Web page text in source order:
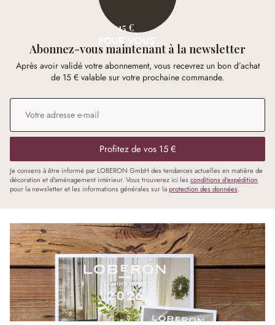
15 €
POUR VOUS
Abonnez-vous maintenant à la newsletter
Après avoir validé votre abonnement, vous recevrez un bon d’achat
de 15 € valable sur votre prochaine commande.
Adresse e-mail
Profitez de vos 15 €
Je consens à être informé par LOBERON GmbH des tendances actuelles en matière de
décoration et d'aménagement intérieur. Vous trouverez ici les conditions d'expédition
pour la newsletter et les informations générales sur laprotection des données.